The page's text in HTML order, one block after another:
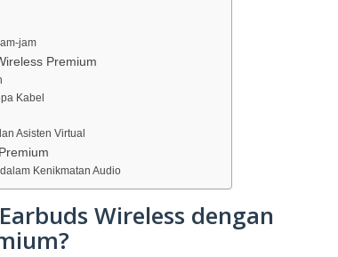
jam
Premium
Kabel
Asisten Virtual
Kenikmatan Audio
Wireless dengan